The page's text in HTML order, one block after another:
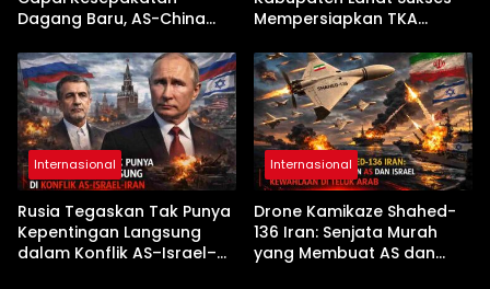
Dagang Baru, AS-China
Jelang Kunjungan Beijing
Mempersiapkan TKA
Pembekalan Latihan Soal
Tanpa Internet
Internasional
Rusia Tegaskan Tak Punya
Kepentingan Langsung
dalam Konflik AS–Israel–
Internasional
Drone Kamikaze Shahed-
136 Iran: Senjata Murah
yang Membuat AS dan